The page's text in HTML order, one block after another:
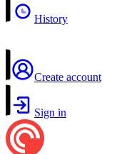
History
Create account
Sign in